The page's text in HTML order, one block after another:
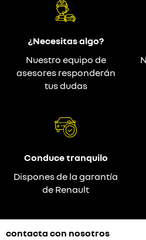
¿Necesitas algo?
Nuestro equipo de
asesores responderán
tus dudas
Conduce tranquilo
Dispones de la garantía
de Renault
contacta con nosotros